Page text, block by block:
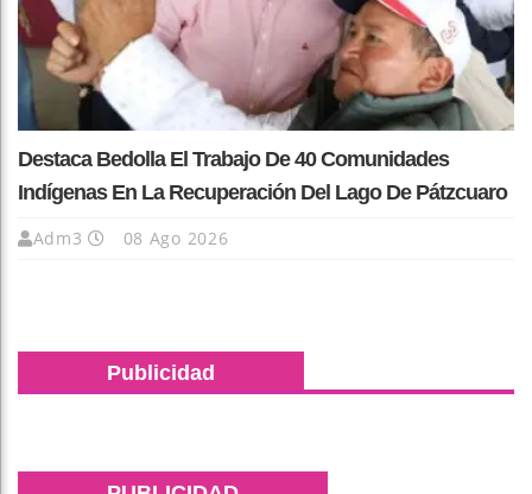
Destaca Bedolla El Trabajo De 40 Comunidades
Indígenas En La Recuperación Del Lago De Pátzcuaro
Adm3 08 Ago 2026
Publicidad